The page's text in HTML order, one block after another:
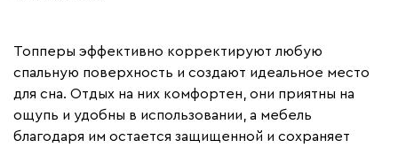
Топперы эффективно корректируют любую
спальную поверхность и создают идеальное место
для сна. Отдых на них комфортен, они приятны на
ощупь и удобны в использовании, а мебель
благодаря им остается защищенной и сохраняет